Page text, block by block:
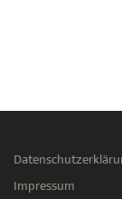
Impressum